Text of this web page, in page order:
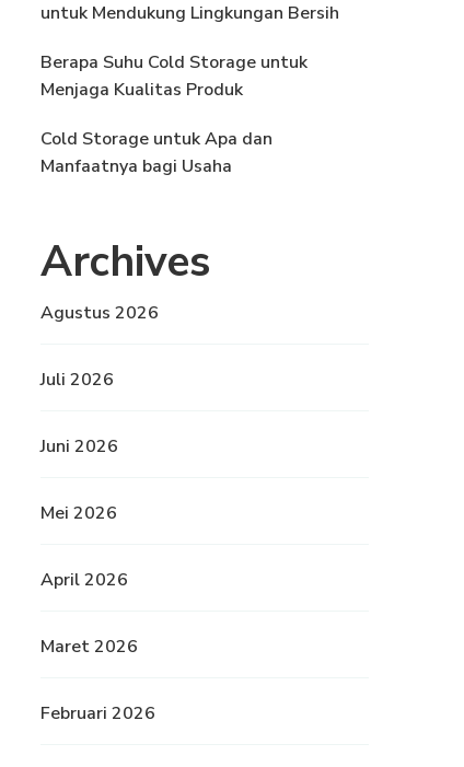
untuk Mendukung Lingkungan Bersih
Berapa Suhu Cold Storage untuk
Menjaga Kualitas Produk
Cold Storage untuk Apa dan
Manfaatnya bagi Usaha
Archives
Agustus 2026
Juli 2026
Juni 2026
Mei 2026
April 2026
Maret 2026
Februari 2026